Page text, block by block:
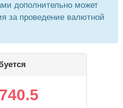
дополнительно может
за проведение валютной